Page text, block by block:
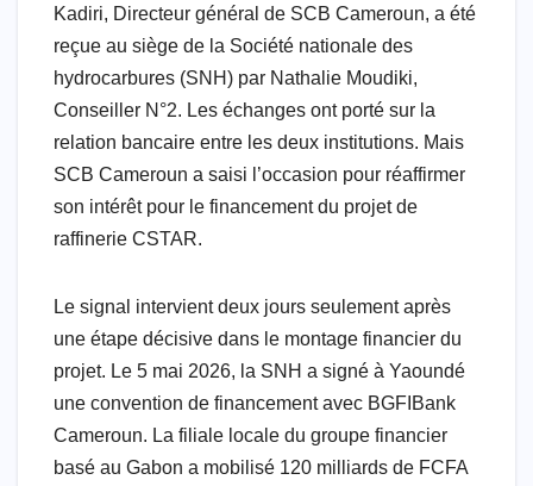
Kadiri, Directeur général de SCB Cameroun, a été
reçue au siège de la Société nationale des
hydrocarbures (SNH) par Nathalie Moudiki,
Conseiller N°2. Les échanges ont porté sur la
relation bancaire entre les deux institutions. Mais
SCB Cameroun a saisi l’occasion pour réaffirmer
son intérêt pour le financement du projet de
raffinerie CSTAR.
Le signal intervient deux jours seulement après
une étape décisive dans le montage financier du
projet. Le 5 mai 2026, la SNH a signé à Yaoundé
une convention de financement avec BGFIBank
Cameroun. La filiale locale du groupe financier
basé au Gabon a mobilisé 120 milliards de FCFA